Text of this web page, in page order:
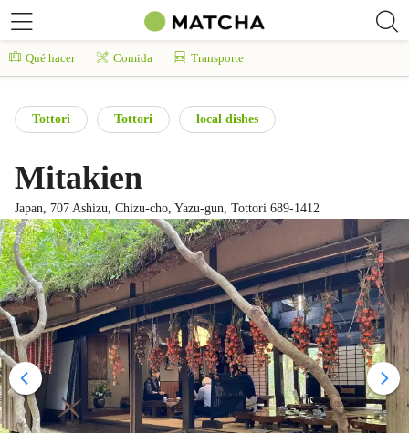
Qué hacer Comida Transporte
Tottori Tottori local dishes
Mitakien
Japan, 707 Ashizu, Chizu-cho, Yazu-gun, Tottori 689-1412